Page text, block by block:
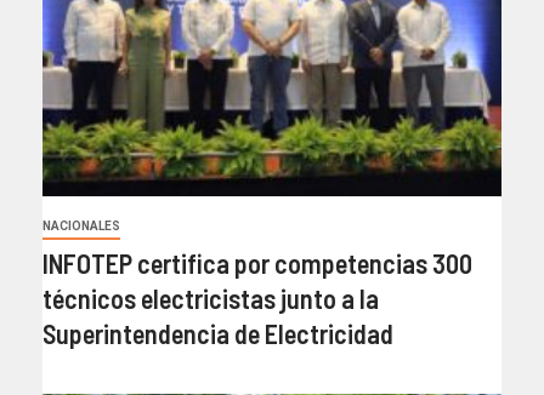
NACIONALES
INFOTEP certifica por competencias 300
técnicos electricistas junto a la
Superintendencia de Electricidad